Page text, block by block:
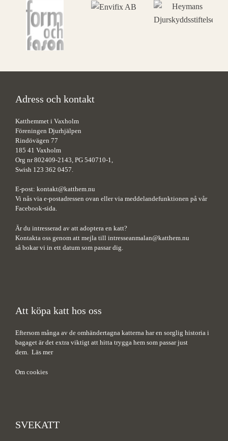
Adress och kontakt
Katthemmet i Vaxholm
Föreningen Djurhjälpen
Rindövägen 77
185 41 Vaxholm
Org nr 802409-2143, PG 540710-1,
Swish 123 362 0457.
E-post: kontakt@katthem.nu
Vi nås via e-postadressen ovan eller via meddelandefunktionen på vår
Facebook-sida.
Är du intresserad av att adoptera en katt?
Kontakta oss genom att mejla till intresseanmalan@katthem.nu
så bokar vi in ett datum som passar dig.
Att köpa katt hos oss
Eftersom många av de omhändertagna katterna har en sorglig historia i
bagaget är det extra viktigt att hitta trygga hem som passar just
dem. Läs mer
Om cookies
SVEKATT